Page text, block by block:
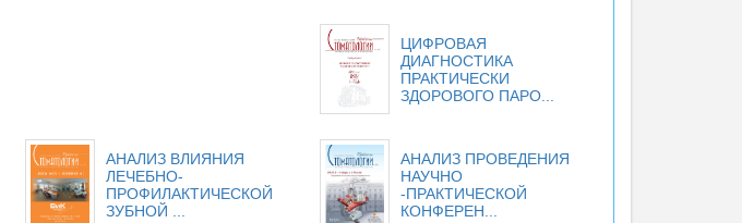
ЦИФРОВАЯ
ДИАГНОСТИКА
ПРАКТИЧЕСКИ
ЗДОРОВОГО ПАРО...
АНАЛИЗ ВЛИЯНИЯ
ЛЕЧЕБНО-
ПРОФИЛАКТИЧЕСКОЙ
ЗУБНОЙ ...
АНАЛИЗ ПРОВЕДЕНИЯ
НАУЧНО
-ПРАКТИЧЕСКОЙ
КОНФЕРЕН...